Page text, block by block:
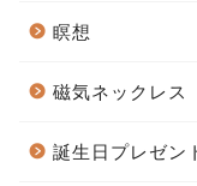
瞑想
磁気ネックレス
誕生日プレゼン